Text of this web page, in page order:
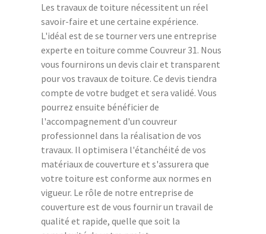
Les travaux de toiture nécessitent un réel
savoir-faire et une certaine expérience.
L'idéal est de se tourner vers une entreprise
experte en toiture comme Couvreur 31. Nous
vous fournirons un devis clair et transparent
pour vos travaux de toiture. Ce devis tiendra
compte de votre budget et sera validé. Vous
pourrez ensuite bénéficier de
l'accompagnement d'un couvreur
professionnel dans la réalisation de vos
travaux. Il optimisera l'étanchéité de vos
matériaux de couverture et s'assurera que
votre toiture est conforme aux normes en
vigueur. Le rôle de notre entreprise de
couverture est de vous fournir un travail de
qualité et rapide, quelle que soit la